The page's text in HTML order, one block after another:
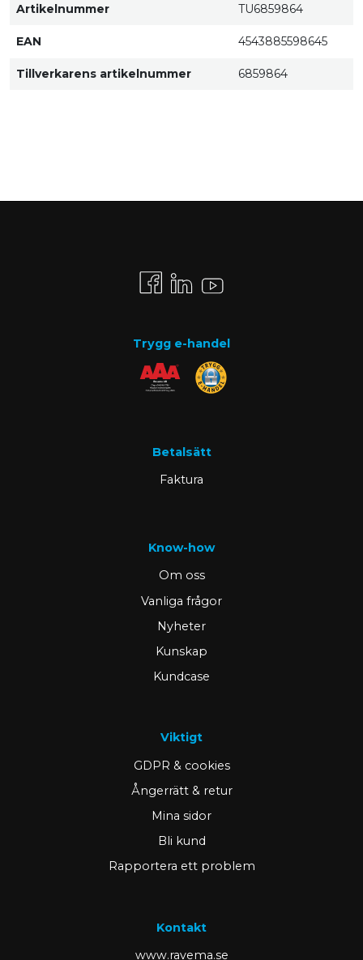
Artikelnummer TU6859864
EAN 4543885598645
Tillverkarens artikelnummer 6859864
Trygg e-handel
Betalsätt
Faktura
Know-how
Om oss
Vanliga frågor
Nyheter
Kunskap
Kundcase
Viktigt
GDPR & cookies
Ångerrätt & retur
Mina sidor
Bli kund
Rapportera ett problem
Kontakt
www.ravema.se